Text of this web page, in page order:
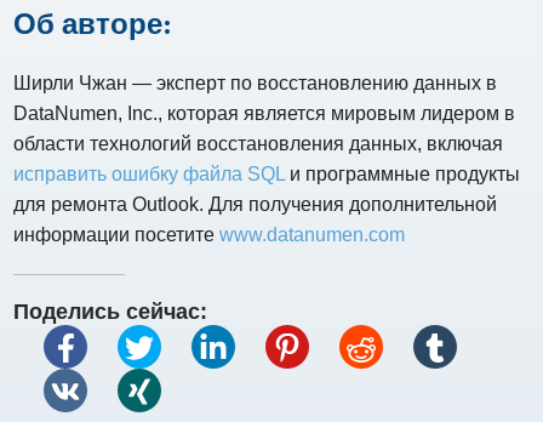
Об авторе:
Ширли Чжан — эксперт по восстановлению данных в
DataNumen, Inc., которая является мировым лидером в
области технологий восстановления данных, включая
исправить ошибку файла SQL и программные продукты
для ремонта Outlook. Для получения дополнительной
информации посетитеwww.datanumen.com
Поделись сейчас: